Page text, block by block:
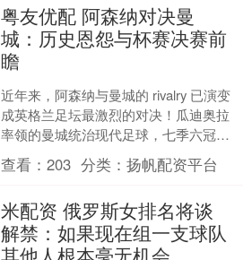
粤友优配 阿森纳对决曼
城：历史恩怨与杯赛决赛前
瞻
近年来，阿森纳与曼城的 rivalry 已演变
成英格兰足坛最激烈的对决！瓜迪奥拉
率领的曼城统治现代足球，七季六冠，
而阿森纳正渴望终结20年无冠的等待。
双方历史....
查看：203 分类：扬帆配资平台
米配资 俄罗斯女排名将谈
解禁：如果现在组一支球队
其他人根本毫无机会